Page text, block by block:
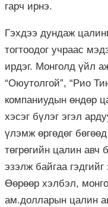
гарч ирнэ.
Гэхдээ дундаж
тогтоодог учраас
ирдэг. Монголд үйл
“Оюутолгой”, “Рио
компаниудын өндөр
хэсэг бүлэг эгэл
үлэмж өргөдөг
төгрөгийн цалин авч
эзэлж байгаа
Өөрөөр хэлбэл,
ам.долларын цалин